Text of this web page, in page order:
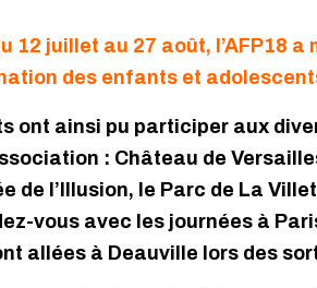
12 juillet au 27 août, l’AFP18
des enfants et
ont ainsi pu participer aux
: Château de
de l’Illusion, le Parc de La
vous avec les journées à
allées à Deauville lors des